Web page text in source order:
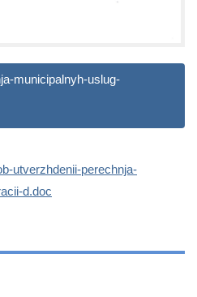
municipalnyh-uslug-
utverzhdenii-perechnja-
d.doc